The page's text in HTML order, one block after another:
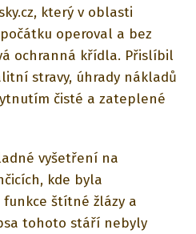
který v oblasti
operoval a bez
ochranná křídla. Přislíbil
stravy, úhrady nákladů
čisté a zateplené
vyšetření na
kde byla
štítné žlázy a
tohoto stáří nebyly